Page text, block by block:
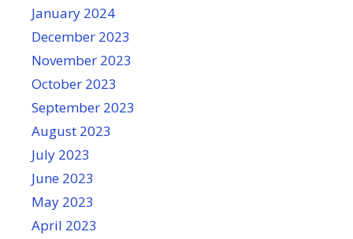
January 2024
December 2023
November 2023
October 2023
September 2023
August 2023
July 2023
June 2023
May 2023
April 2023